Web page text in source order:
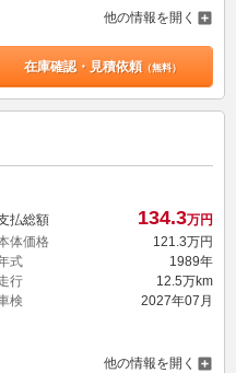
他の情報を開く
在庫確認・見積依頼（無料）
払総額 134.3万円
体価格
121.3万円
式
1989年
行
12.5万km
検
2027年07月
他の情報を開く